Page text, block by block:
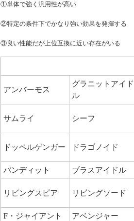
①単体で強く汎用性が高い
②特定の条件下でかなり強い効果を発揮する
③良い性能だが上位互換に近い存在がいる
アンバーモス
グラニットアイド
ル
サムライ シーフ
ドッペルゲンガー ドラゴノイド
バンディット ブラスアイドル
リビングスピア リビングソード
F・ジャイアント アベンジャー